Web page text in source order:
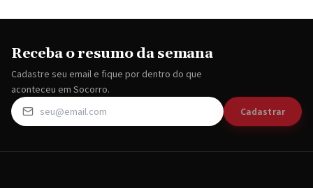
Receba o resumo da semana
Cadastre seu email e fique por dentro do que
aconteceu em Socorro.
Cadastrar